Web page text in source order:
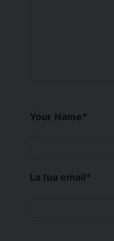
Your Name*
La tua email*